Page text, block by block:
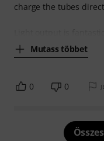
charge the tubes
Mutass többet
0 0